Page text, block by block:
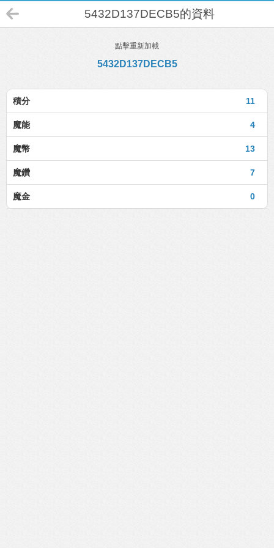
5432D137DECB5的資料
點擊重新加載
5432D137DECB5
11
積分
4
魔能
13
魔幣
7
魔鑽
0
魔金